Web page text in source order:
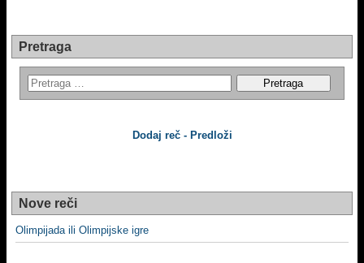
Pretraga
Dodaj reč - Predloži
Nove reči
Olimpijada ili Olimpijske igre